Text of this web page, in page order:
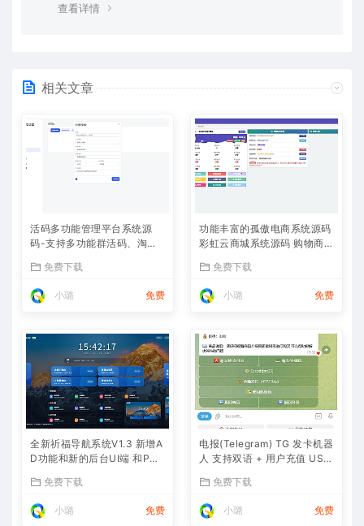
查看详情
相关文章
活码多功能管理平台系统源
码-支持多功能群活码、淘宝
址等免费下载
小璐 免费
功能丰富的孤傲电商系统源码
彩虹云商城系统源码 购物商场
免费下载
小璐 免费
全新祈福导航系统V1.3 新增A
D功能和新的后台UI端 和PHP
免费下载
小璐 免费
电报(Telegram) TG 发卡机器
人 支持双语 + 用户充值 USD
免费下载
小璐 免费